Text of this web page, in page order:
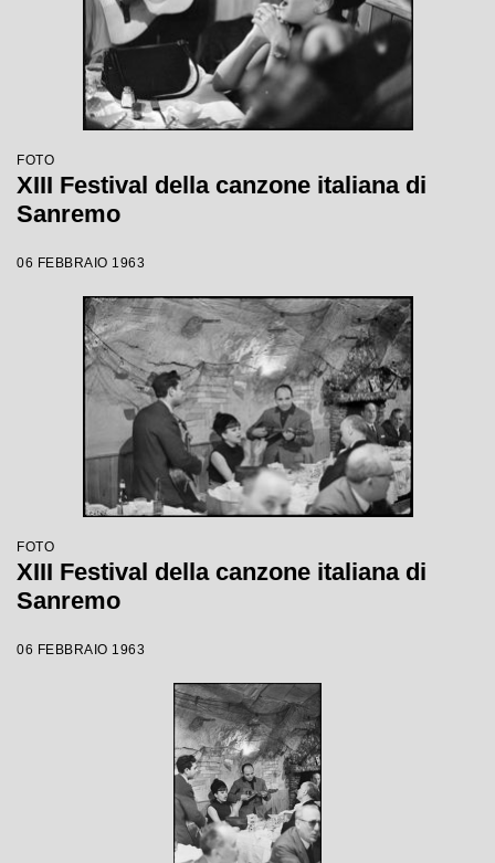
FOTO
XIII Festival della canzone italiana di
Sanremo
06 FEBBRAIO 1963
FOTO
XIII Festival della canzone italiana di
Sanremo
06 FEBBRAIO 1963